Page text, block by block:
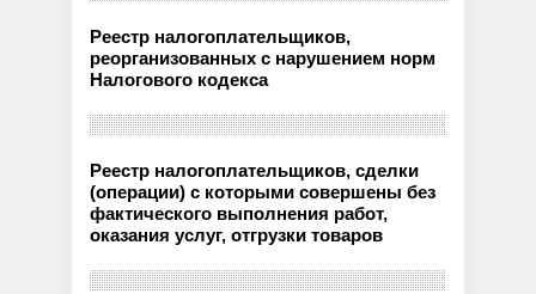
Реестр налогоплательщиков,
реорганизованных с нарушением норм
Налогового кодекса
Реестр налогоплательщиков, сделки
(операции) с которыми совершены без
фактического выполнения работ,
оказания услуг, отгрузки товаров